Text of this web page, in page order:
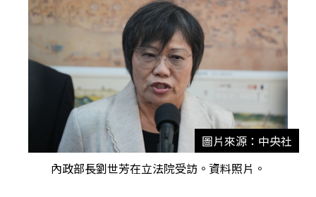
圖片來源：中央社
內政部長劉世芳在立法院受訪。資料照片。